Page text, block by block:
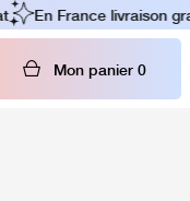
Mon panier 0
En France livraison